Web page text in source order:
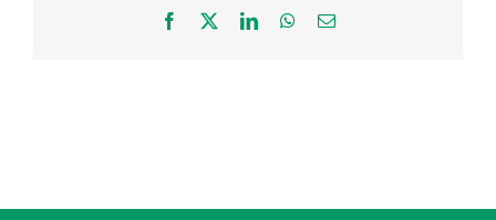
Facebook LinkedInWhatsApp
Correo